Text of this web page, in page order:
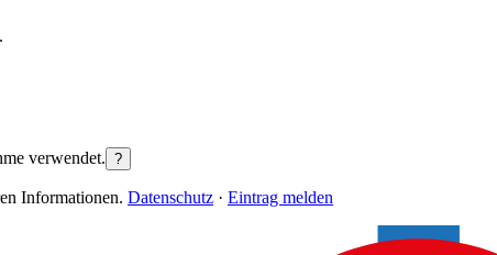
verwendet. ?
Informationen. Datenschutz · Eintrag melden